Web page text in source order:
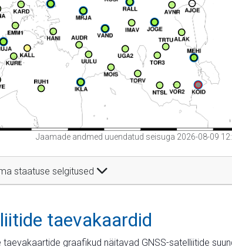
Jaamade andmed uuendatud seisuga 2026-08-09
staatuse selgitused
taevakaardid
taevakaartide graafikud näitavad GNSS-satelliitide